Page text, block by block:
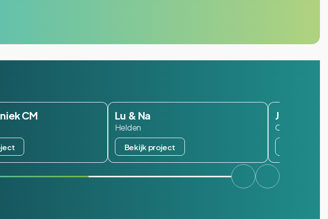
CM Lu & Na
Helden
Bekijk project
Janzen
Oisterwijk